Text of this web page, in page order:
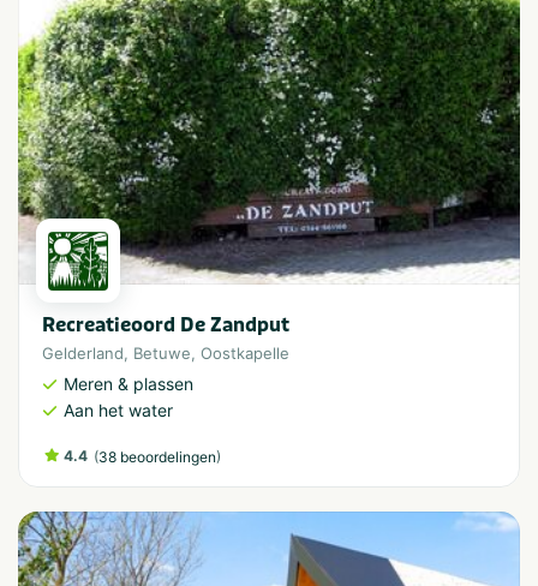
Recreatieoord De Zandput
Gelderland, Betuwe, Oostkapelle
Meren & plassen
Aan het water
4.4 (38 beoordelingen)